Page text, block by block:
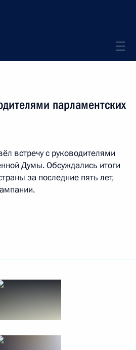
парламентских
встречу с руководителями
Думы. Обсуждались итоги
за последние пять лет,